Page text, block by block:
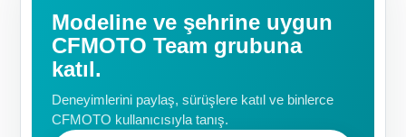
Modeline ve şehrine uygun
CFMOTO Team grubuna
katıl.
Deneyimlerini paylaş, sürüşlere katıl ve binlerce
CFMOTO kullanıcısıyla tanış.